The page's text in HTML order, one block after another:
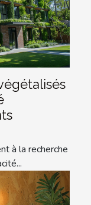
à la recherche